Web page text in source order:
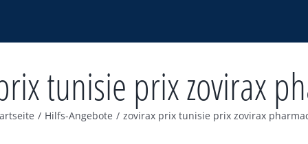
tunisie prix zovirax
/ Hilfs-Angebote / zovirax prix tunisie prix zovirax